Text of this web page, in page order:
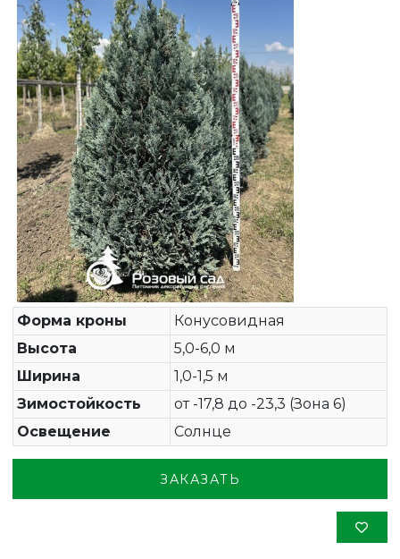
Форма кроны
Конусовидная
Высота
5,0-6,0 м
Ширина
1,0-1,5 м
Зимостойкость
от -17,8 до -23,3 (Зона 6)
Освещение
Солнце
ЗАКАЗАТЬ